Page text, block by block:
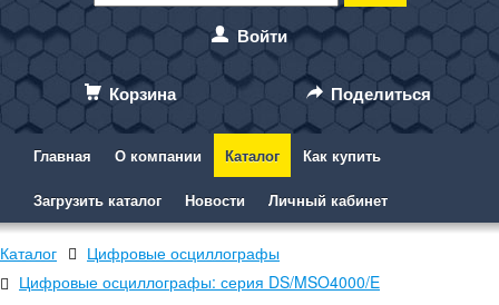
Войти
Корзина Поделиться
Главная О компании Каталог Как купить
Загрузить каталог Новости Личный кабинет
Каталог
Цифровые осциллографы
Цифровые осциллографы: серия DS/MSO4000/E